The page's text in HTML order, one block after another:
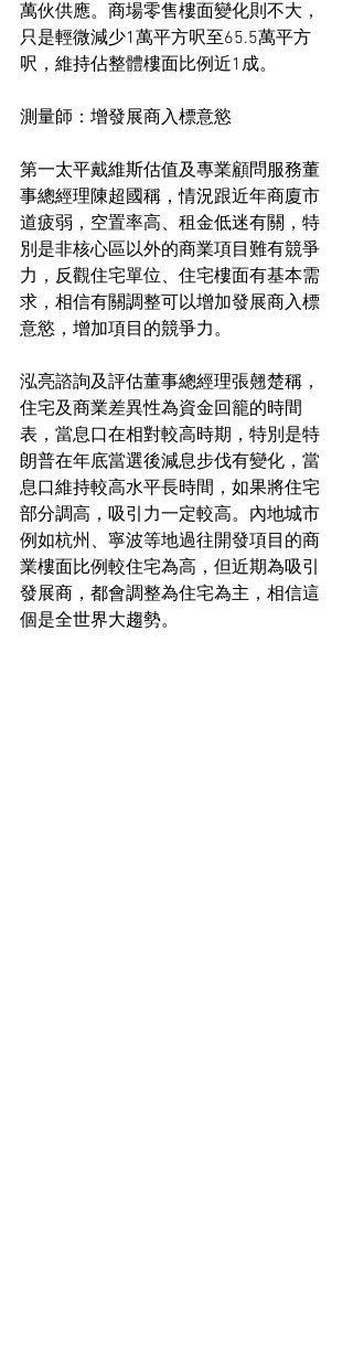
萬伙供應。商場零售樓面變化則不大，
只是輕微減少1萬平方呎至65.5萬平方
呎，維持佔整體樓面比例近1成。
測量師：增發展商入標意慾
第一太平戴維斯估值及專業顧問服務董
事總經理陳超國稱，情況跟近年商廈市
道疲弱，空置率高、租金低迷有關，特
別是非核心區以外的商業項目難有競爭
力，反觀住宅單位、住宅樓面有基本需
求，相信有關調整可以增加發展商入標
意慾，增加項目的競爭力。
泓亮諮詢及評估董事總經理張翹楚稱，
住宅及商業差異性為資金回籠的時間
表，當息口在相對較高時期，特別是特
朗普在年底當選後減息步伐有變化，當
息口維持較高水平長時間，如果將住宅
部分調高，吸引力一定較高。內地城市
例如杭州、寧波等地過往開發項目的商
業樓面比例較住宅為高，但近期為吸引
發展商，都會調整為住宅為主，相信這
個是全世界大趨勢。